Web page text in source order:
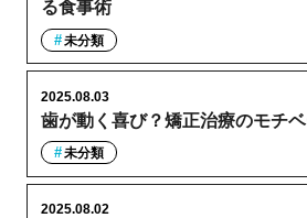
る食事術
未分類
歯が動く喜び？矯正治療のモチ
2025.08.03
未分類
2025.08.02